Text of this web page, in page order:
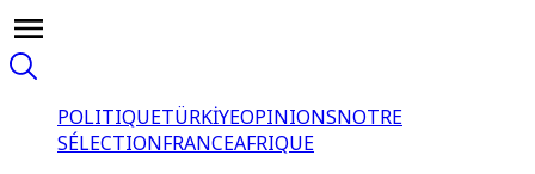
POLITIQUETÜRKİYEOPINIONSNOTRE
SÉLECTIONFRANCEAFRIQUE